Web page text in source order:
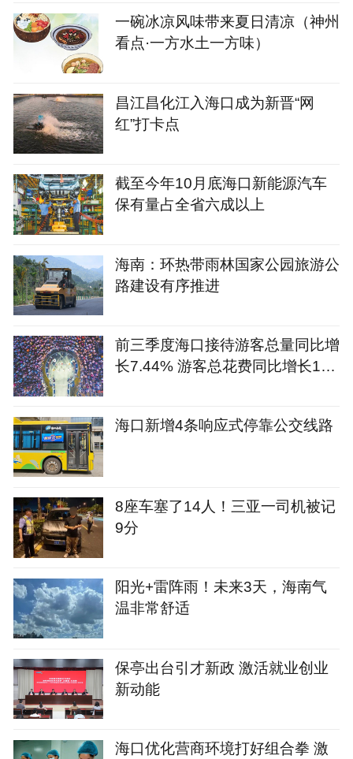
一碗冰凉风味带来夏日清凉（神州
看点·一方水土一方味）
昌江昌化江入海口成为新晋“网
红”打卡点
截至今年10月底海口新能源汽车
保有量占全省六成以上
海南：环热带雨林国家公园旅游公
路建设有序推进
前三季度海口接待游客总量同比增
长7.44% 游客总花费同比增长12.
海口新增4条响应式停靠公交线路
8座车塞了14人！三亚一司机被记
9分
阳光+雷阵雨！未来3天，海南气
温非常舒适
保亭出台引才新政 激活就业创业
新动能
海口优化营商环境打好组合拳 激